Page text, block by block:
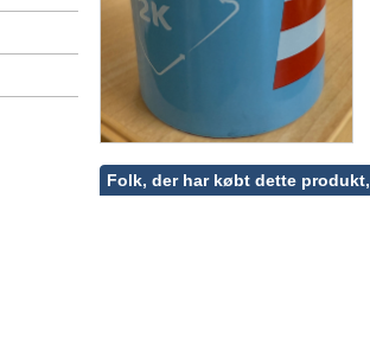
Folk, der har købt dette